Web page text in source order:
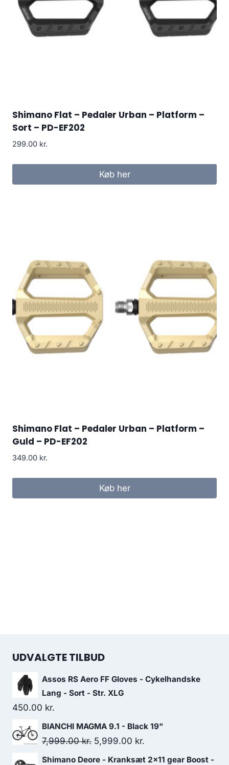
Shimano Flat – Pedaler Urban – Platform –
Sort – PD-EF202
299.00 kr.
Køb her
Shimano Flat – Pedaler Urban – Platform –
Guld – PD-EF202
349.00 kr.
Køb her
UDVALGTE TILBUD
Assos RS Aero FF Gloves - Cykelhandske
Lang - Sort - Str. XLG
450.00 kr.
BIANCHI MAGMA 9.1 - Black 19"
7,999.00kr. Original
price
5,999.00 kr.
price
Shimano Deore - Kranksæt 2x11 gear Boost -